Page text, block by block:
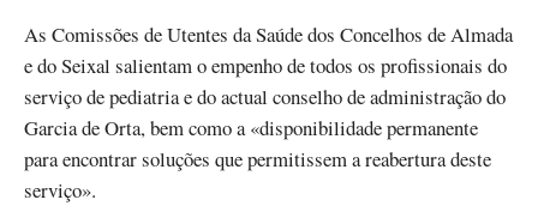
As Comissões de Utentes da Saúde dos Concelhos de Almada
e do Seixal salientam o empenho de todos os profissionais do
serviço de pediatria e do actual conselho de administração do
Garcia de Orta, bem como a «disponibilidade permanente
para encontrar soluções que permitissem a reabertura deste
serviço».